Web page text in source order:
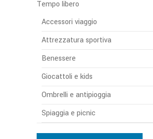
Tempo libero
Accessori viaggio
Attrezzatura sportiva
Benessere
Giocattoli e kids
Ombrelli e antipioggia
Spiaggia e picnic